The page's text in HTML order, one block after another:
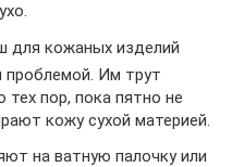
для кожаных изделий
проблемой. Им трут
тех пор, пока пятно не
кожу сухой материей.
на ватную палочку или